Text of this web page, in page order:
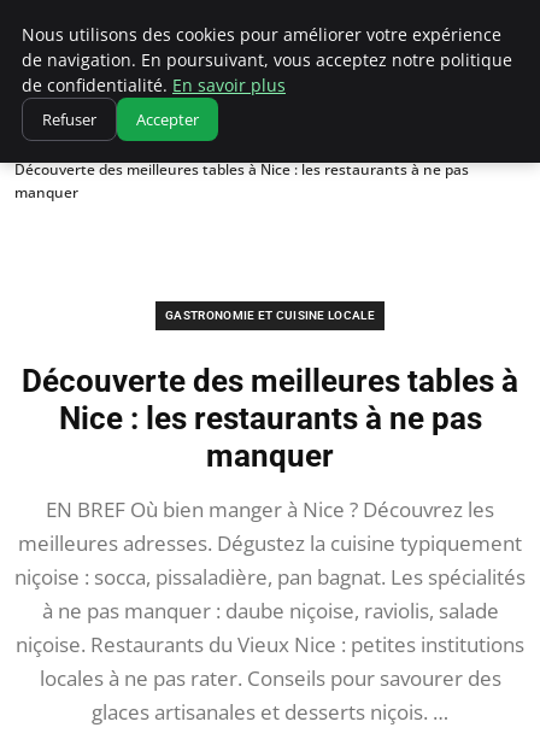
Correze Co
Accueil
Gastronomie et cuisine locale
Découverte des meilleures tables à Nice : les restaurants à ne pas
manquer
GASTRONOMIE ET CUISINE LOCALE
Découverte des meilleures tables à
Nice : les restaurants à ne pas
manquer
EN BREF Où bien manger à Nice ? Découvrez les
meilleures adresses. Dégustez la cuisine typiquement
niçoise : socca, pissaladière, pan bagnat. Les spécialités
à ne pas manquer : daube niçoise, raviolis, salade
niçoise. Restaurants du Vieux Nice : petites institutions
locales à ne pas rater. Conseils pour savourer des
glaces artisanales et desserts niçois. …
Nous utilisons des cookies pour améliorer votre expérience
de navigation. En poursuivant, vous acceptez notre politique
de confidentialité. En savoir plus
Refuser Accepter